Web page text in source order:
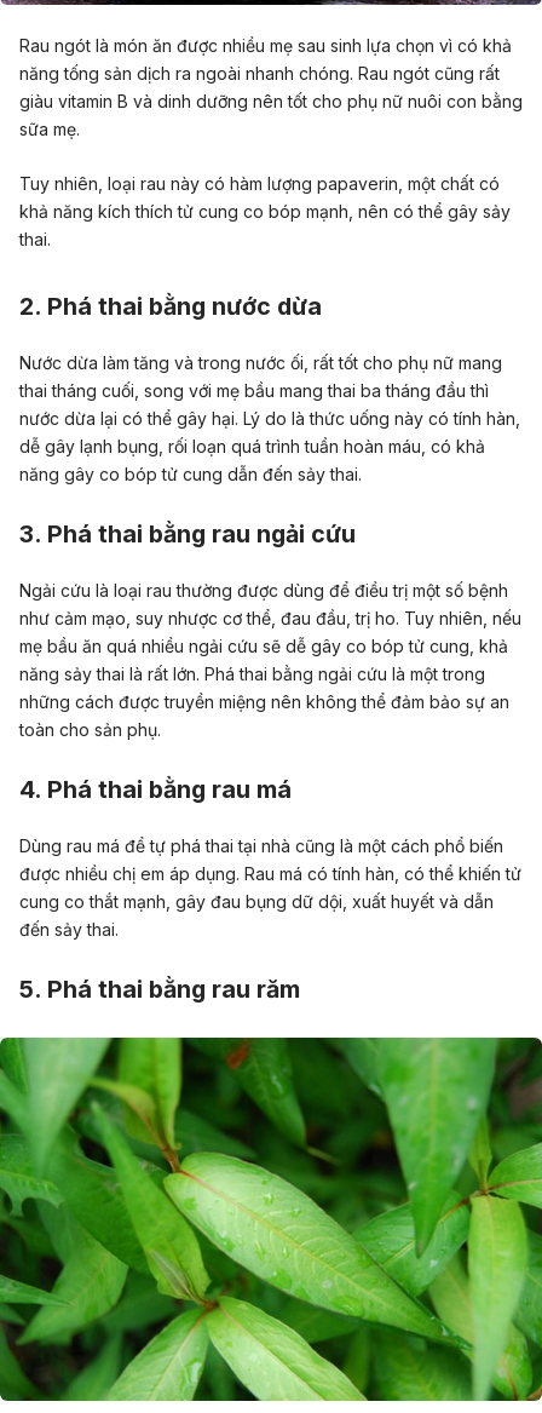
Rau ngót là món ăn được nhiều mẹ sau sinh lựa chọn vì có khả
năng tống sản dịch ra ngoài nhanh chóng. Rau ngót cũng rất
giàu vitamin B và dinh dưỡng nên tốt cho phụ nữ nuôi con bằng
sữa mẹ.
Tuy nhiên, loại rau này có hàm lượng papaverin, một chất có
khả năng kích thích tử cung co bóp mạnh, nên có thể gây sảy
thai.
2. Phá thai bằng nước dừa
Nước dừa làm tăng và trong nước ối, rất tốt cho phụ nữ mang
thai tháng cuối, song với mẹ bầu mang thai ba tháng đầu thì
nước dừa lại có thể gây hại. Lý do là thức uống này có tính hàn,
dễ gây lạnh bụng, rối loạn quá trình tuần hoàn máu, có khả
năng gây co bóp tử cung dẫn đến sảy thai.
3. Phá thai bằng rau ngải cứu
Ngải cứu là loại rau thường được dùng để điều trị một số bệnh
như cảm mạo, suy nhược cơ thể, đau đầu, trị ho. Tuy nhiên, nếu
mẹ bầu ăn quá nhiều ngải cứu sẽ dễ gây co bóp tử cung, khả
năng sảy thai là rất lớn. Phá thai bằng ngải cứu là một trong
những cách được truyền miệng nên không thể đảm bảo sự an
toàn cho sản phụ.
4. Phá thai bằng rau má
Dùng rau má để tự phá thai tại nhà cũng là một cách phổ biến
được nhiều chị em áp dụng. Rau má có tính hàn, có thể khiến tử
cung co thắt mạnh, gây đau bụng dữ dội, xuất huyết và dẫn
đến sảy thai.
5. Phá thai bằng rau răm